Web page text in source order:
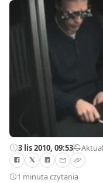
3 lis 2010, 09:53—
1 minuta czytania